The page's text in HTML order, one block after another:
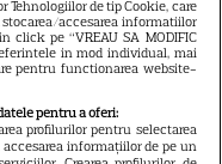
PE
Tehnologiilor de tip Cookie, care
accesarea informatiilor
click pe “VREAU SA MODIFIC
in mod individual, mai
pentru functionarea website-
pentru a oferi:
profilurilor pentru selectarea
informațiilor de pe un